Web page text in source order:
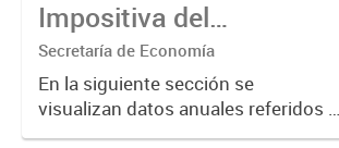
Impositiva del
Municipio. Año 2023
Secretaría de Economía
En la siguiente sección se
visualizan datos anuales referidos a
la transparencia fiscal e impositiva